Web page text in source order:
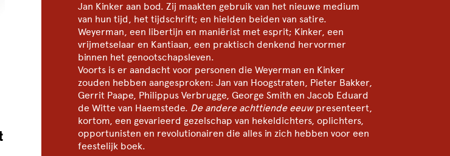
Jan Kinker aan bod. Zij maakten gebruik van het nieuwe medium
van hun tijd, het tijdschrift; en hielden beiden van satire.
Weyerman, een libertijn en maniërist met esprit; Kinker, een
vrijmetselaar en Kantiaan, een praktisch denkend hervormer
binnen het genootschapsleven.
Voorts is er aandacht voor personen die Weyerman en Kinker
zouden hebben aangesproken: Jan van Hoogstraten, Pieter Bakker,
Gerrit Paape, Philippus Verbrugge, George Smith en Jacob Eduard
de Witte van Haemstede. De andere achttiende eeuwpresenteert,
kortom, een gevarieerd gezelschap van hekeldichters, oplichters,
opportunisten en revolutionairen die alles in zich hebben voor een
feestelijk boek.